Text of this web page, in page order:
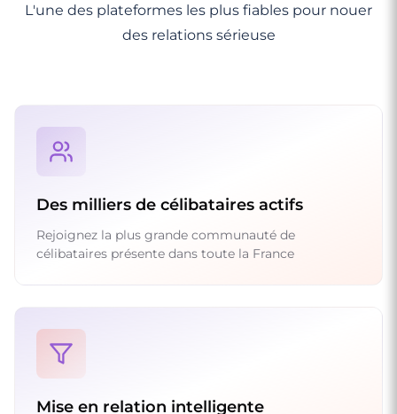
L'une des plateformes les plus fiables pour nouer
des relations sérieuse
Des milliers de célibataires actifs
Rejoignez la plus grande communauté de
célibataires présente dans toute la France
Mise en relation intelligente